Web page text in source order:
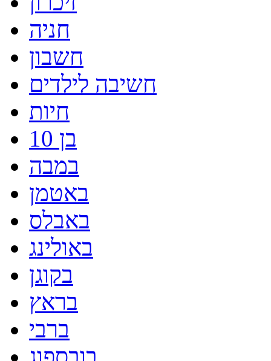
חניה
חשבון
חשיבה לילדים
חיות
בן 10
במבה
באטמן
באבלס
באולינג
בקוגן
בראץ
ברבי